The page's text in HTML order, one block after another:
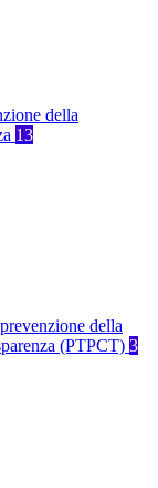
della
13
della
(PTPCT) 3